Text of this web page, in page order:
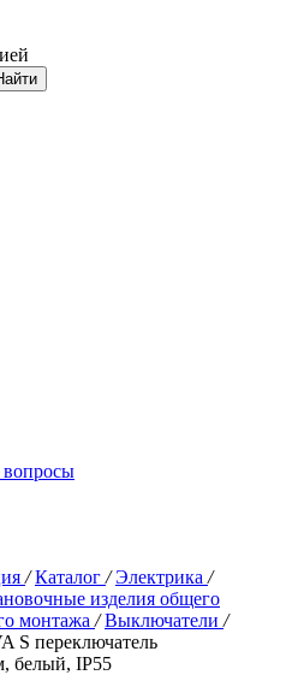
вопросы
/ Каталог / Электрика /
изделия общего
монтажа / Выключатели /
S переключатель
белый, IP55